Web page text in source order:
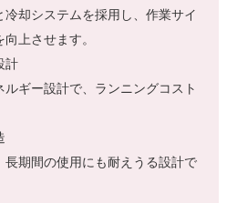
却システムを採用し、作業サイ
上させます。
計
ギー設計で、ランニングコスト
期間の使用にも耐えうる設計で